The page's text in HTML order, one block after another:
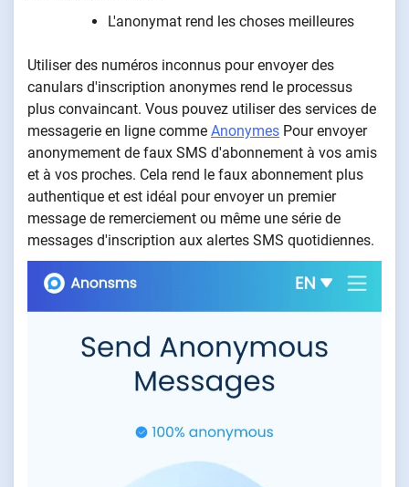
L'anonymat rend les choses meilleures
Utiliser des numéros inconnus pour envoyer des
canulars d'inscription anonymes rend le processus
plus convaincant. Vous pouvez utiliser des services de
messagerie en ligne comme Anonymes Pour envoyer
anonymement de faux SMS d'abonnement à vos amis
et à vos proches. Cela rend le faux abonnement plus
authentique et est idéal pour envoyer un premier
message de remerciement ou même une série de
messages d'inscription aux alertes SMS quotidiennes.